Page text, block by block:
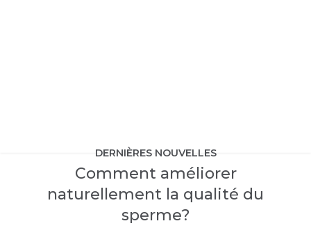
DERNIÈRES NOUVELLES
Comment améliorer
naturellement la qualité du
sperme?